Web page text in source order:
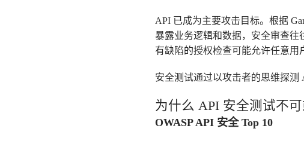
API 已成为主要攻击目标。根据
暴露业务逻辑和数据，安全审查
有缺陷的授权检查可能允许任意用
安全测试通过以攻击者的思维探
为什么 API 安全测试不
OWASP API 安全 Top 10